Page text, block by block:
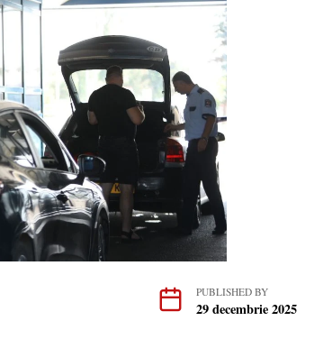
PUBLISHED BY
29 decembrie 2025